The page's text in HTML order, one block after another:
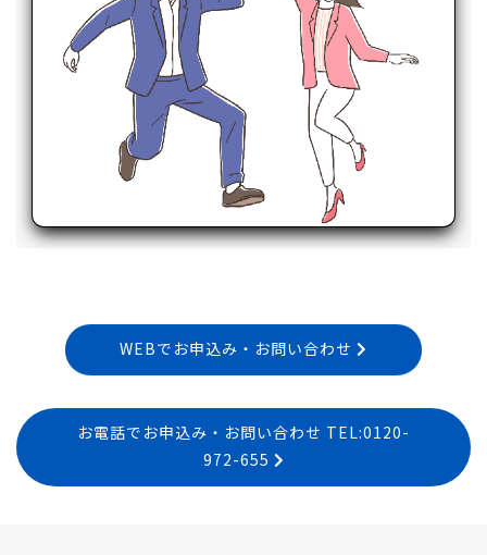
WEBでお申込み・お問い合わせ
お電話でお申込み・お問い合わせ TEL:0120-
972-655